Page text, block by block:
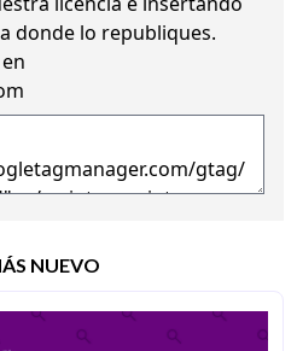
donde lo republiques.
NUEVO